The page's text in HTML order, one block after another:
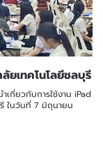
ยเทคโนโลยีชลบุรี
เกี่ยวกับการใช้งาน iPad
ในวันที่ 7 มิถุนายน